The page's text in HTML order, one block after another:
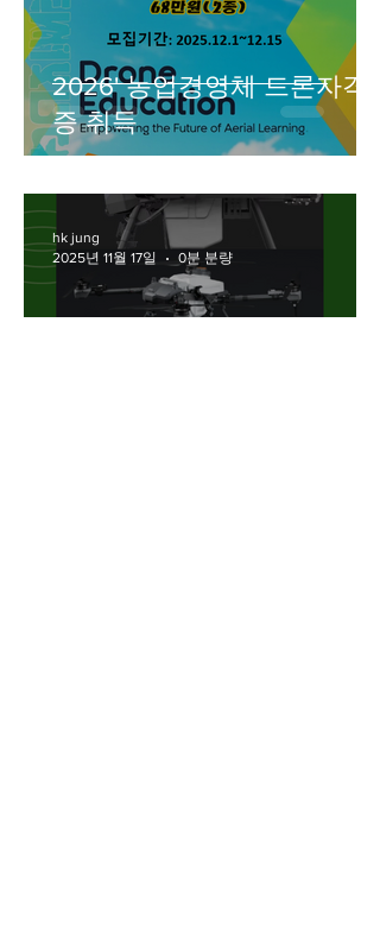
2026' 농업경영체 드론자격
증 취득
hk jung
2025년 11월 17일
0분 분량